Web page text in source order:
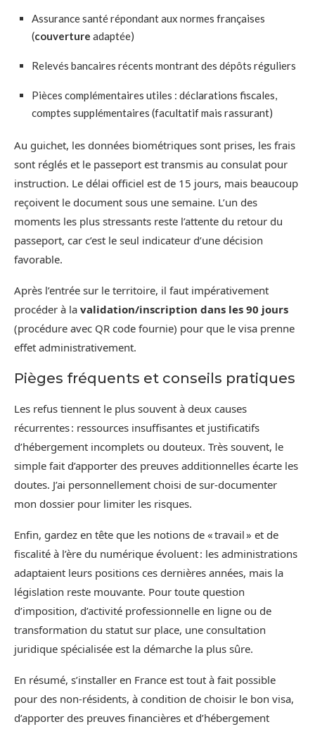
Assurance santé répondant aux normes françaises
(couverture adaptée)
Relevés bancaires récents montrant des dépôts réguliers
Pièces complémentaires utiles : déclarations fiscales,
comptes supplémentaires (facultatif mais rassurant)
Au guichet, les données biométriques sont prises, les frais
sont réglés et le passeport est transmis au consulat pour
instruction. Le délai officiel est de 15 jours, mais beaucoup
reçoivent le document sous une semaine. L’un des
moments les plus stressants reste l’attente du retour du
passeport, car c’est le seul indicateur d’une décision
favorable.
Après l’entrée sur le territoire, il faut impérativement
procéder à la validation/inscription dans les 90 jours
(procédure avec QR code fournie) pour que le visa prenne
effet administrativement.
Pièges fréquents et conseils pratiques
Les refus tiennent le plus souvent à deux causes
récurrentes : ressources insuffisantes et justificatifs
d’hébergement incomplets ou douteux. Très souvent, le
simple fait d’apporter des preuves additionnelles écarte les
doutes. J’ai personnellement choisi de sur‑documenter
mon dossier pour limiter les risques.
Enfin, gardez en tête que les notions de « travail » et de
fiscalité à l’ère du numérique évoluent : les administrations
adaptaient leurs positions ces dernières années, mais la
législation reste mouvante. Pour toute question
d’imposition, d’activité professionnelle en ligne ou de
transformation du statut sur place, une consultation
juridique spécialisée est la démarche la plus sûre.
En résumé, s’installer en France est tout à fait possible
pour des non‑résidents, à condition de choisir le bon visa,
d’apporter des preuves financières et d’hébergement